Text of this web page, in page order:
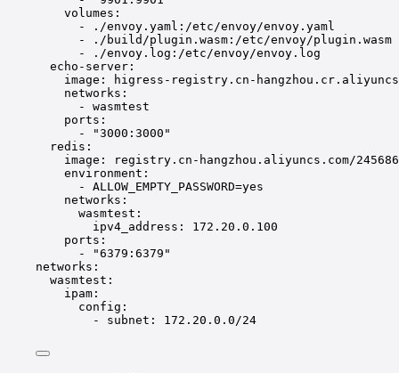
volumes :
-
./envoy.yaml:/etc/envoy/envoy.yaml
-
./build/plugin.wasm:/etc/envoy/plugin.wasm
-
./envoy.log:/etc/envoy/envoy.log
echo-server :
image :
higress-registry.cn-
networks :
- wasmtest
ports :
-
"3000:3000"
redis :
image :
registry.cn-hangzhou.aliyuncs.com/
environment :
- ALLOW_EMPTY_PASSWORD=yes
networks :
wasmtest :
ipv4_address : 172.20.0.100
ports :
-
"6379:6379"
networks :
wasmtest :
ipam :
config :
- subnet : 172.20.0.0/24